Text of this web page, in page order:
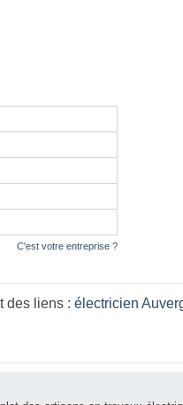
C'est votre entreprise ?
des liens : électricien